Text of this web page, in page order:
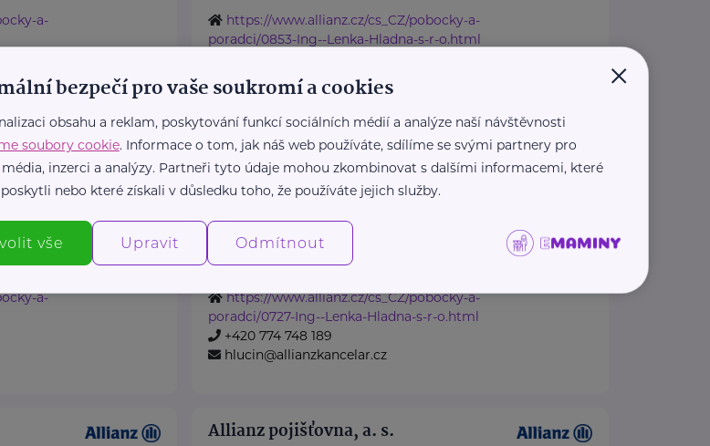
a-
https://www.allianz.cz/cs_CZ/pobocky-a-
poradci/0853-Ing--Lenka-Hladna-s-r-o.html
a-
Allianz pojišťovna, a. s.
Mírové náměstí 3/3 Hlučín
profesionála, který vám rád poradí a
pomůže.
https://www.allianz.cz/cs_CZ/pobocky-a-
poradci/0727-Ing--Lenka-Hladna-s-r-o.html
+420 774 748 189
hlucin@allianzkancelar.cz
Allianz pojišťovna, a. s.
×
bezpečí pro vaše soukromí a cookies
obsahu a reklam, poskytování funkcí sociálních médií a analýze naší návštěvnosti
soubory cookie. Informace o tom, jak náš web používáte, sdílíme se svými partnery pro
inzerci a analýzy. Partneři tyto údaje mohou zkombinovat s dalšími informacemi, které
nebo které získali v důsledku toho, že používáte jejich služby.
vše Upravit Odmítnout